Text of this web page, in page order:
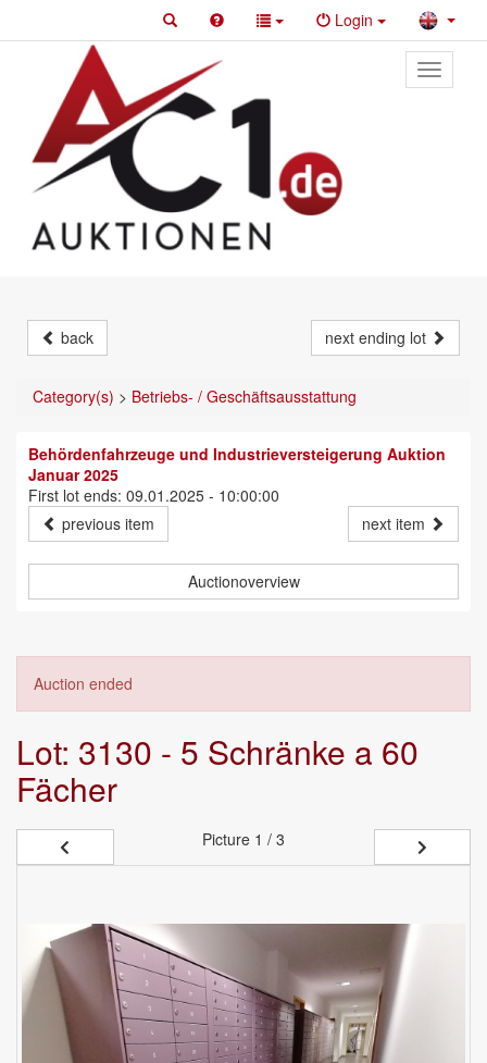
Login
Toggle
primary
back next ending lot
Category(s) > Betriebs- / Geschäftsausstattung
Behördenfahrzeuge und Industrieversteigerung Auktion
Januar 2025
First lot ends: 09.01.2025 - 10:00:00
previous item
next item
Auctionoverview
Auction ended
Lot: 3130 - 5 Schränke a 60
Fächer
Picture 1 / 3